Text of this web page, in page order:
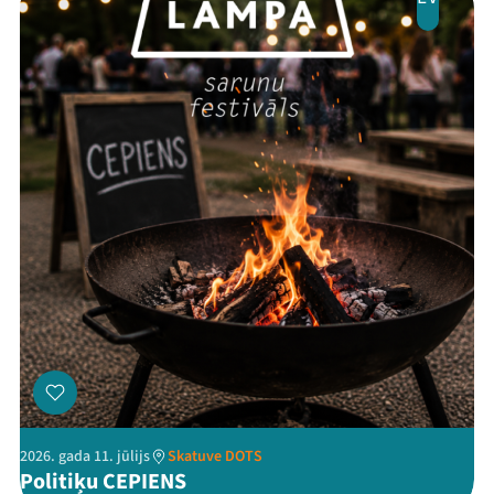
ThreadsFacebookYoutube
X Instagram
Flick TikTok
2026. gada 11. jūlijs Skatuve DOTS
Politiķu CEPIENS